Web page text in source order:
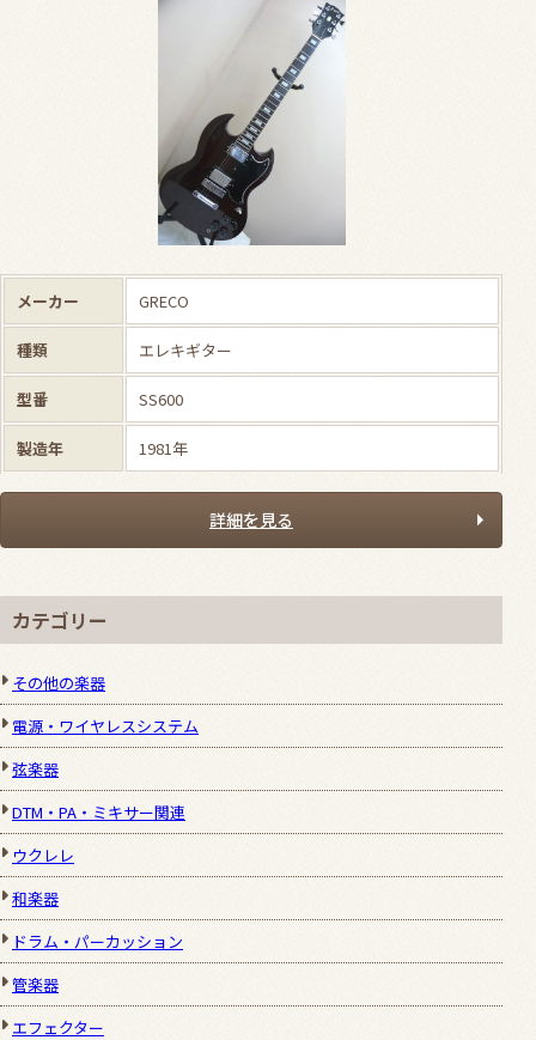
メーカー GRECO
種類 エレキギター
型番 SS600
製造年 1981年
詳細を見る
カテゴリー
その他の楽器
電源・ワイヤレスシステム
弦楽器
DTM・PA・ミキサー関連
ウクレレ
和楽器
ドラム・パーカッション
管楽器
エフェクター